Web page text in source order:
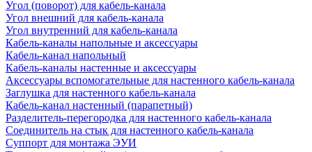
Угол (поворот) для кабель-канала
Угол внешний для кабель-канала
Угол внутренний для кабель-канала
Кабель-каналы напольные и аксессуары
Кабель-канал напольный
Кабель-каналы настенные и аксессуары
Аксессуары вспомогательные для настенного кабель-канала
Заглушка для настенного кабель-канала
Кабель-канал настенный (парапетный)
Разделитель-перегородка для настенного кабель-канала
Соединитель на стык для настенного кабель-канала
Суппорт для монтажа ЭУИ